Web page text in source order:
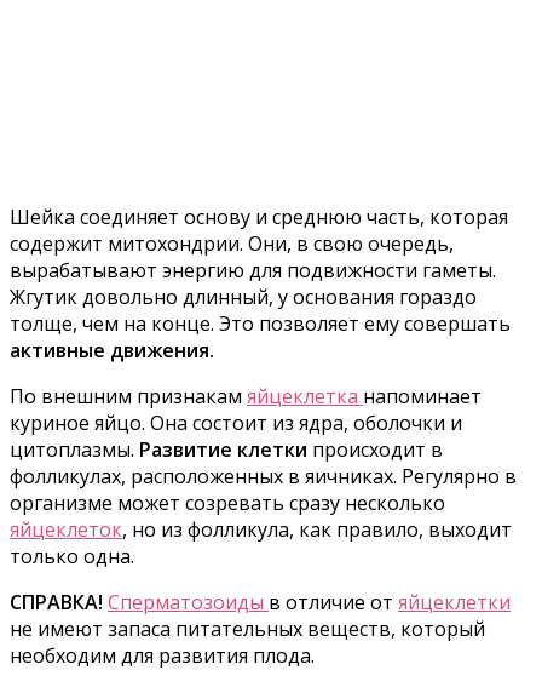
Шейка соединяет основу и среднюю часть, которая
содержит митохондрии. Они, в свою очередь,
вырабатывают энергию для подвижности гаметы.
Жгутик довольно длинный, у основания гораздо
толще, чем на конце. Это позволяет ему совершать
активные движения.
По внешним признакам яйцеклетка напоминает
куриное яйцо. Она состоит из ядра, оболочки и
цитоплазмы. Развитие клетки происходит в
фолликулах, расположенных в яичниках. Регулярно в
организме может созревать сразу несколько
яйцеклеток, но из фолликула, как правило, выходит
только одна.
СПРАВКА! Сперматозоиды в отличие от яйцеклетки
не имеют запаса питательных веществ, который
необходим для развития плода.